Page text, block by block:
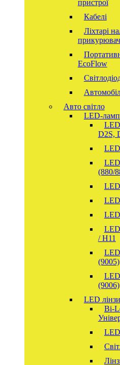
пристрої
Кабелі
Ліхтарі
EcoFlow
Авто світло
LED-
D2S,
(880/
/ H11
(9005)
(9006)
LED
Bi-